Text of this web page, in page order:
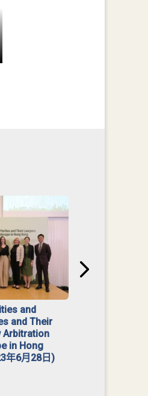
and
and Their
Arbitration
in Hong
年6月28日)